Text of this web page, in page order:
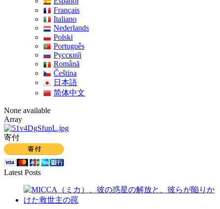
Français
Italiano
Nederlands
Polski
Português
Pусский
Română
Čeština
日本語
简体中文
None available
Array
寄付
Latest Posts